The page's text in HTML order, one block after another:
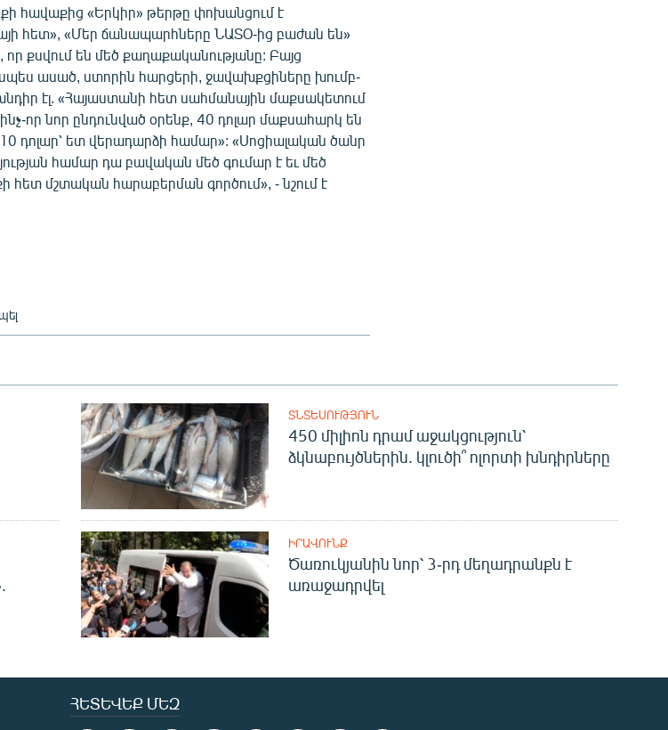
հավաքից «Երկիր» թերթը փոխանցում է
հետ», «Մեր ճանապարհները ՆԱՏՕ-ից բաժան են»
քսվում են մեծ քաղաքականությանը: Բայց
ասած, ստորին հարցերի, ջավախքցիները խումբ-
էլ. «Հայաստանի հետ սահմանային մաքսակետում
որ նոր ընդունված օրենք, 40 դոլար մաքսահարկ են
դոլար՝ ետ վերադարձի համար»: «Սոցիալական ծանր
համար դա բավական մեծ գումար է եւ մեծ
հետ մշտական հարաբերման գործում», - նշում է
ՏՆՏԵՍՈՒԹՅՈՒՆ
450 միլիոն դրամ աջակցություն՝
ձկնաբույծներին. կլուծի՞ ոլորտի խնդիրները
ԻՐԱՎՈՒՆՔ
Ծառուկյանին նոր՝ 3-րդ մեղադրանքն է
առաջադրվել
ՀԵՏԵՎԵՔ ՄԵԶ